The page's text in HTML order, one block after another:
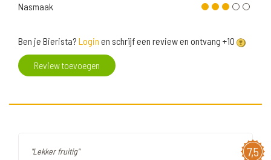
Nasmaak
Ben je Bierista? Login en schrijf een review en ontvang +10
Review toevoegen
7,5
"Lekker fruitig"